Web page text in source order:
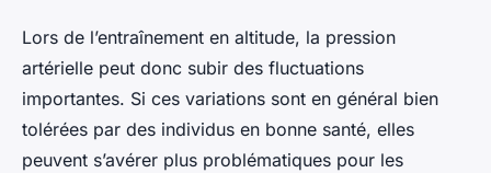
Lors de l’entraînement en altitude, la pression
artérielle peut donc subir des fluctuations
importantes. Si ces variations sont en général bien
tolérées par des individus en bonne santé, elles
peuvent s’avérer plus problématiques pour les